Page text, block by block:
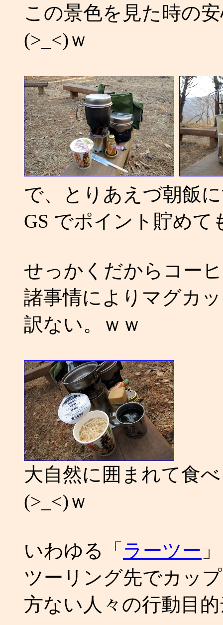
この景色を見た時の
(>_<)ｗ
で、とりあえづ朝飯
GS でポイント貯め
せっかくだからコー
諸事情によりマグカ
訳ない。ｗｗ
大自然に囲まれて食
(>_<)ｗ
いわゆる「 ラーツー
ツーリング先でカッ
方ない人々の行動目